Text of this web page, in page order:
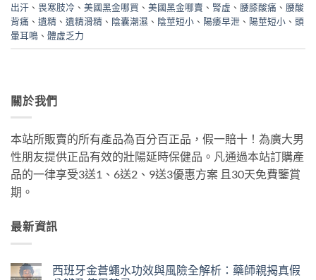
出汗 、 畏寒肢冷 、 美國黑金哪買 、 美國黑金哪賣 、 腎虛 、 腰膝酸痛 、 腰酸
背痛 、 遺精 、 遺精滑精 、 陰囊潮濕 、 陰莖短小 、 陽痿早泄 、 陽莖短小 、 頭
暈耳鳴 、 體虛乏力
關於我們
本站所販賣的所有產品為百分百正品，假一賠十！為廣大男
性朋友提供正品有效的壯陽延時保健品。凡通過本站訂購產
品的一律享受3送1、6送2、9送3優惠方案 且30天免費鑒賞
期。
最新資訊
西班牙金蒼蠅水功效與風險全解析：藥師親揭真假